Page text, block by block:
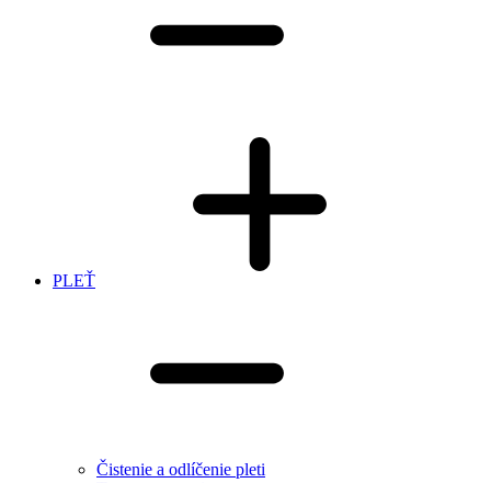
PLEŤ
Čistenie a odlíčenie pleti